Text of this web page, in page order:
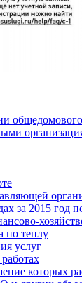
за 2015 год
по теплу
услуг
которых